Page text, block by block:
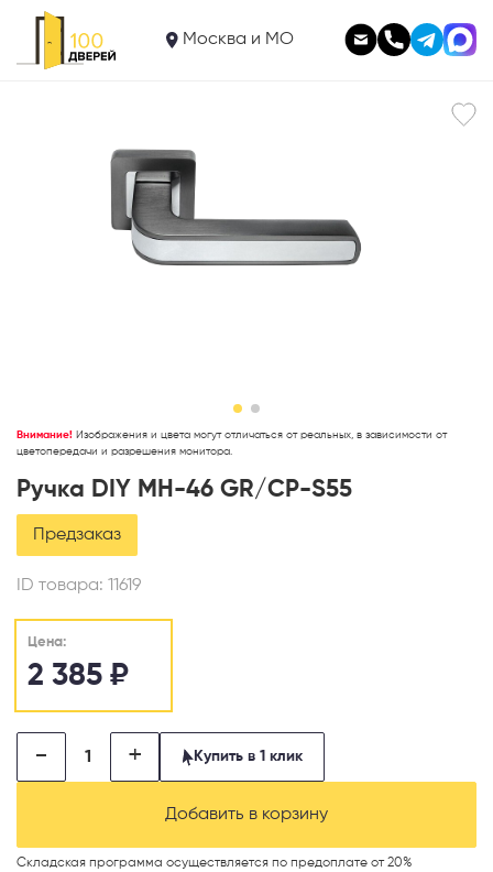
Москва и МО
Ручка DIY MH-46 GR/CP-S55 2 385
В корзину
Внимание! Изображения и цвета могут отличаться от реальных, в зависимости от
цветопередачи и разрешения монитора.
Ручка DIY MH-46 GR/CP-S55
Предзаказ
ID товара: 11619
Цена:
2 385 ₽
- + Купить в 1 клик
Добавить в корзину
Складская программа осуществляется по предоплате от 20%